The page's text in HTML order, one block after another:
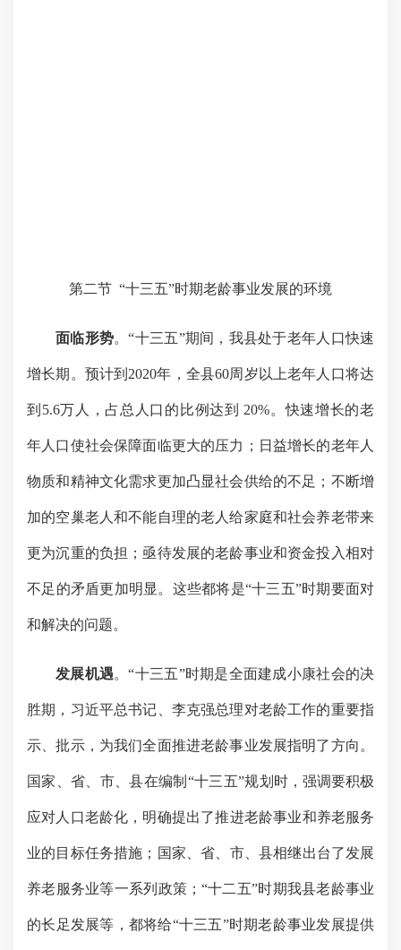
第二节 “十三五”时期老龄事业发展的环境
面临形势。“十三五”期间，我县处于老年人口快速
增长期。预计到 2020年，全县60周岁以上老年人口将达
到 5.6万人，占总人口的比例达到 20%。快速增长的老
年人口使社会保障面临更大的压力；日益增长的老年人
物质和精神文化需求更加凸显社会供给的不足；不断增
加的空巢老人和不能自理的老人给家庭和社会养老带来
更为沉重的负担；亟待发展的老龄事业和资金投入相对
不足的矛盾更加明显。这些都将是“十三五”时期要面对
和解决的问题。
发展机遇。“十三五”时期是全面建成小康社会的决
胜期，习近平总书记、李克强总理对老龄工作的重要指
示、批示，为我们全面推进老龄事业发展指明了方向。
国家、省、市、县在编制 “十三五”规划时，强调要积极
应对人口老龄化，明确提出了推进老龄事业和养老服务
业的目标任务措施；国家、省、市、县相继出台了发展
养老服务业等一系列政策； “十二五”时期我县老龄事业
的长足发展等，都将给“十三五”时期老龄事业发展提供